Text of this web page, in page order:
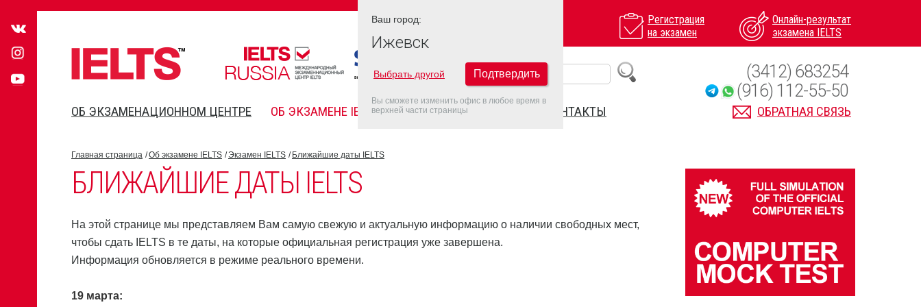
Регистрация
на экзамен
Онлайн-результат
экзамена IELTS
ОБ ЭКЗАМЕНАЦИОННОМ ЦЕНТРЕ ОБ ЭКЗАМЕНЕ IELTS FAQ ДАТЫ IELTS 2022 КОНТАКТЫ ОБРАТНАЯ СВЯЗЬ
(3412) 683254
(916) 112-55-50
Главная страница Об экзамене IELTS Экзамен IELTS Ближайшие даты IELTS
БЛИЖАЙШИЕ ДАТЫ IELTS
На этой странице мы представляем Вам самую свежую и актуальную информацию о наличии свободных мест,
чтобы сдать IELTS в те даты, на которые официальная регистрация уже завершена.
Информация обновляется в режиме реального времени.
19 марта:
Ваш город:
Ижевск
Выбрать другой Подтвердить
Вы сможете изменить офис в любое время в
верхней части страницы